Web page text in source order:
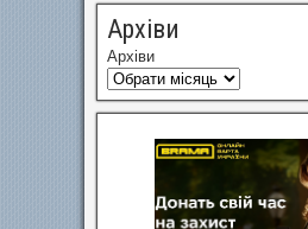
Архіви
Архіви